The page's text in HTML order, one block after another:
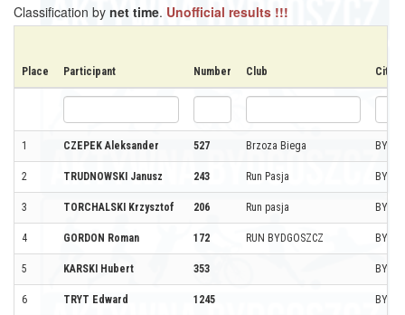
Classification by net time. Unofficial results !!!
Place Participant Number Club City
1 CZEPEK Aleksander 527 Brzoza Biega
2 TRUDNOWSKI Janusz 243 Run Pasja
3 TORCHALSKI Krzysztof 206 Run pasja
4 GORDON Roman 172 RUN BYDGOSZCZ
5 KARSKI Hubert 353
6 TRYT Edward 1245